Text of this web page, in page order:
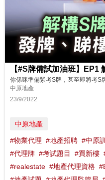
中原地產
23/9/2022
中原地產
#物業代理 #地產招聘 #中原
#代理牌 #考試題目 #買新樓
#realestate #地產代理資格